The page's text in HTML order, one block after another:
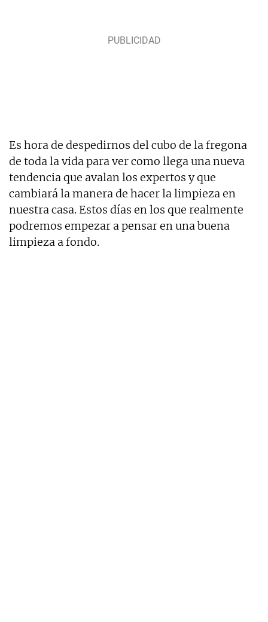
Es hora de despedirnos del cubo de la fregona
de toda la vida para ver como llega una nueva
tendencia que avalan los expertos y que
cambiará la manera de hacer la limpieza en
nuestra casa. Estos días en los que realmente
podremos empezar a pensar en una buena
limpieza a fondo.